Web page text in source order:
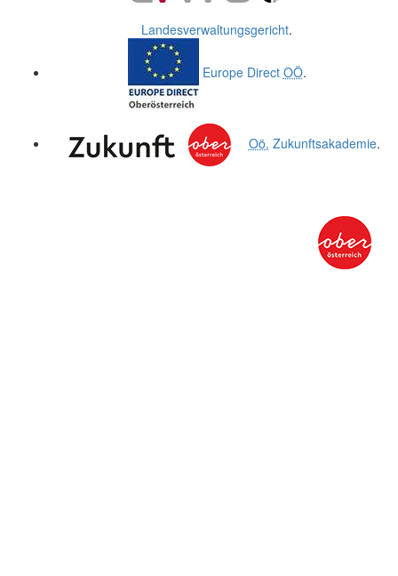
Landesverwaltungsgericht.
Europe Direct OÖ.
Oö. Zukunftsakademie.